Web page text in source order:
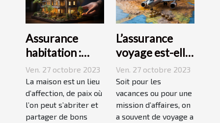
Assurance
habitation :
comment ça
marche ?
Ven. 27 octobre 2023
La maison est un lieu
d’affection, de paix où
l’on peut s’abriter et
partager de bons
L’assurance
voyage est-elle
avantageuse ?
Ven. 27 octobre 2023
Soit pour les
vacances ou pour une
mission d’affaires, on
a souvent de voyage a